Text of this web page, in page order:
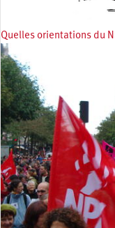
Quelles orientations du